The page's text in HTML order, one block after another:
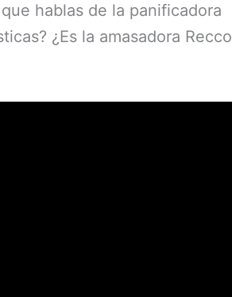
hablas de la panificadora
¿Es la amasadora Recco